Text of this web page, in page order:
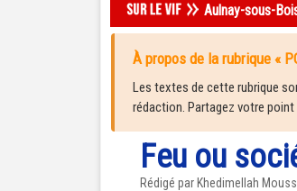
Aulnay-sous-
À propos de la rubrique «
Les textes de cette rubrique
rédaction. Partagez votre
Feu ou
Rédigé par Khedimellah